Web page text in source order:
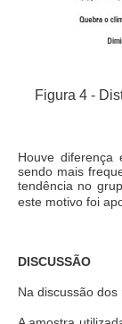
Figura 4 -
Houve diferença
sendo mais
tendência no
este motivo foi
DISCUSSÃO
Na discussão